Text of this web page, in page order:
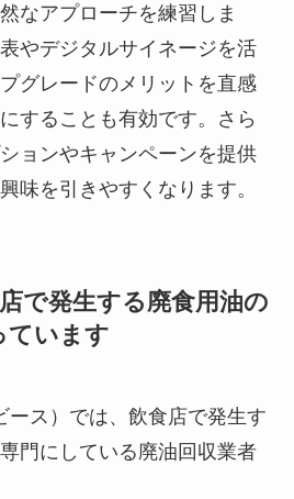
なアプローチを練習しま
やデジタルサイネージを活
グレードのメリットを直感
することも有効です。さら
ョンやキャンペーンを提供
味を引きやすくなります。
で発生する廃食用油の
ています
ース）では、飲食店で発生す
門にしている廃油回収業者